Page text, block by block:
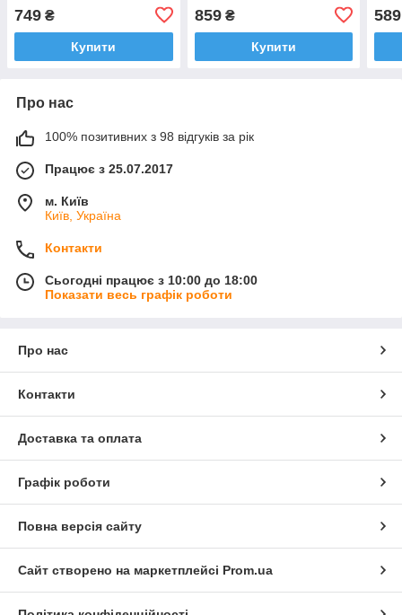
749 ₴
Купити
859₴
Купити
589
Про нас
100% позитивних з 98 відгуків за рік
Працює з 25.07.2017
м. Київ
Київ, Україна
Контакти
Сьогодні працює з 10:00 до 18:00
Показати весь графік роботи
Про нас
Контакти
Доставка та оплата
Графік роботи
Повна версія сайту
Сайт створено на маркетплейсі Prom.ua